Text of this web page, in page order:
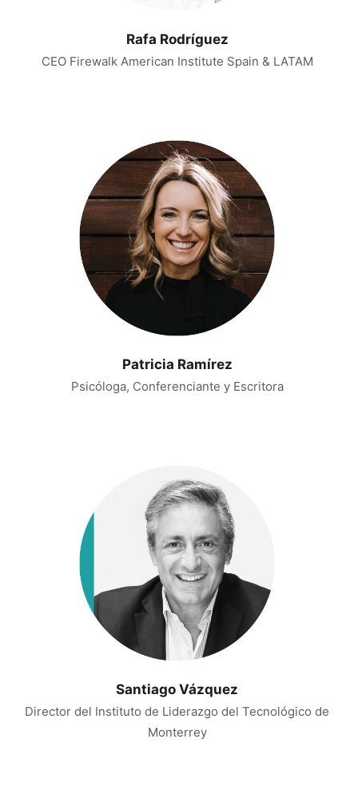
Rafa Rodríguez
CEO Firewalk American Institute Spain & LATAM
Patricia Ramírez
Psicóloga, Conferenciante y Escritora
Santiago Vázquez
Director del Instituto de Liderazgo del Tecnológico de
Monterrey